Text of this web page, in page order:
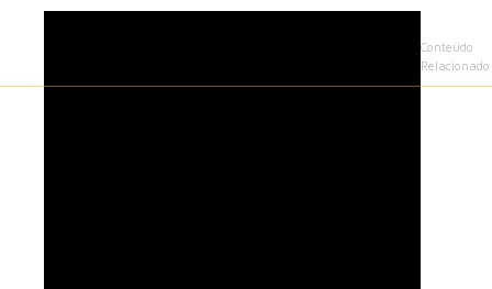
Conteúdo
Relacionado